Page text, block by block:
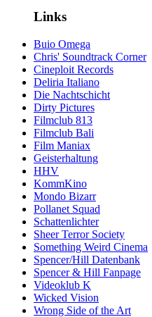
Links
Buio Omega
Chris' Soundtrack Corner
Cineploit Records
Deliria Italiano
Die Nachtschicht
Dirty Pictures
Filmclub 813
Filmclub Bali
Film Maniax
Geisterhaltung
HHV
KommKino
Mondo Bizarr
Pollanet Squad
Schattenlichter
Sheer Terror Society
Something Weird Cinema
Spencer/Hill Datenbank
Spencer & Hill Fanpage
Videoklub K
Wicked Vision
Wrong Side of the Art